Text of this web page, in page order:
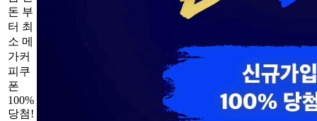
돈 부
터 최
소 메
가커
피쿠
폰
100%
당첨!